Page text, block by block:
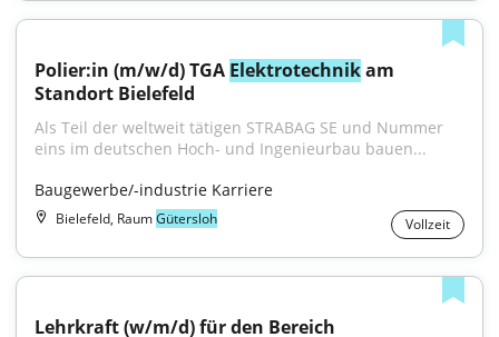
Polier:in (m/w/d) TGA Elektrotechnik am
Standort Bielefeld
Als Teil der weltweit tätigen STRABAG SE und Nummer
eins im deutschen Hoch- und Ingenieurbau bauen...
Baugewerbe/-industrie Karriere
Bielefeld, RaumGütersloh Vollzeit